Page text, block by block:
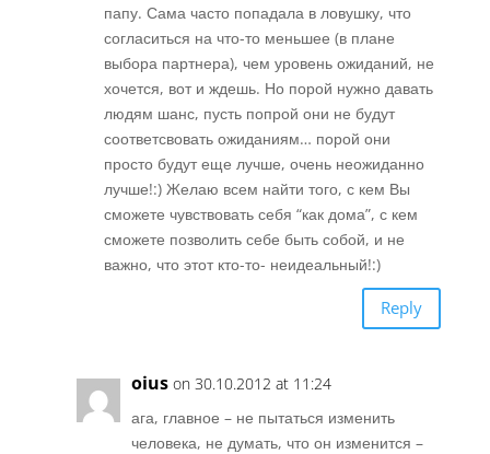
папу. Сама часто попадала в ловушку, что
согласиться на что-то меньшее (в плане
выбора партнера), чем уровень ожиданий, не
хочется, вот и ждешь. Но порой нужно давать
людям шанс, пусть попрой они не будут
соответсвовать ожиданиям… порой они
просто будут еще лучше, очень неожиданно
лучше!:) Желаю всем найти того, с кем Вы
сможете чувствовать себя “как дома”, с кем
сможете позволить себе быть собой, и не
важно, что этот кто-то- неидеальный!:)
Reply
oius on 30.10.2012 at 11:24
ага, главное – не пытаться изменить
человека, не думать, что он изменится –